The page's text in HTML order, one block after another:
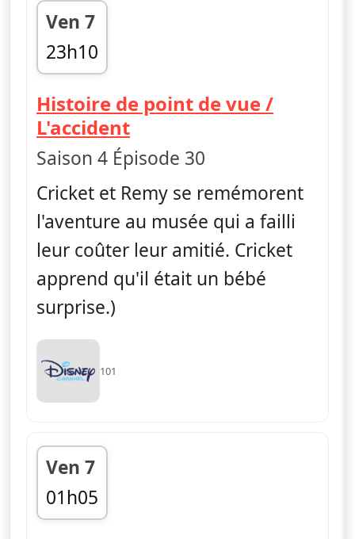
Ven 7
23h10
fin 23h35
Histoire de point de vue /
L'accident— Les Green à Big City
Saison 4 Épisode 30
Cricket et Remy se remémorent
l'aventure au musée qui a failli
leur coûter leur amitié. Cricket
apprend qu'il était un bébé
surprise.)
101
Ven 7
01h05
fin 01h25